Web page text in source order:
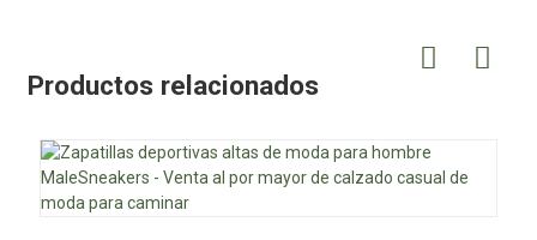
Productos relacionados